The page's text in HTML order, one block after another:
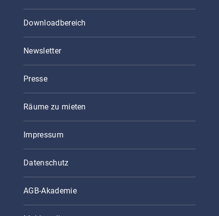
Downloadbereich
Newsletter
Presse
Räume zu mieten
Impressum
Datenschutz
AGB-Akademie